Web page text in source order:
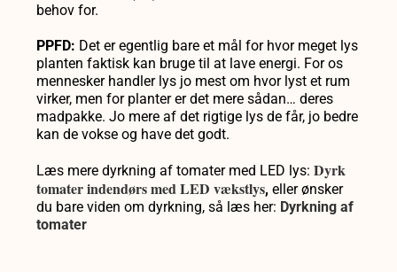
behov for.
PPFD: Det er egentlig bare et mål for hvor meget lys
planten faktisk kan bruge til at lave energi. For os
mennesker handler lys jo mest om hvor lyst et rum
virker, men for planter er det mere sådan… deres
madpakke. Jo mere af det rigtige lys de får, jo bedre
kan de vokse og have det godt.
Læs mere dyrkning af tomater med LED lys:Dyrk
tomater indendørs med LED vækstlys,eller ønsker
du bare viden om dyrkning, så læs her: Dyrkning af
tomater